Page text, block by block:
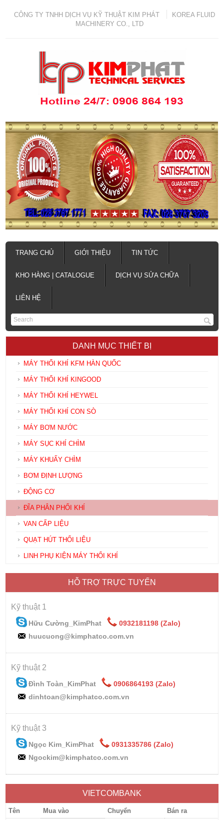
CÔNG TY TNHH DỊCH VỤ KỸ THUẬT KIM PHÁT
KOREA FLUID
MACHINERY CO., LTD
TRANG CHỦ GIỚI THIỆU TIN TỨC
KHO HÀNG | CATALOGUE DỊCH VỤ SỬA CHỮA
LIÊN HỆ
DANH MỤC THIẾT BỊ
MÁY THỔI KHÍ KFM HÀN QUỐC
MÁY THỔI KHÍ KINGOOD
MÁY THỔI KHÍ HEYWEL
MÁY THỔI KHÍ CON SÒ
MÁY BƠM NƯỚC
MÁY SỤC KHÍ CHÌM
MÁY KHUẤY CHÌM
BƠM ĐỊNH LƯỢNG
ĐỘNG CƠ
ĐĨA PHÂN PHỐI KHÍ
VAN CẤP LIỆU
QUẠT HÚT THỔI LIỆU
LINH PHỤ KIỆN MÁY THỔI KHÍ
HỖ TRỢ TRỰC TUYẾN
Kỹ thuật 1
Hữu Cường_KimPhat
0932181198 (Zalo)
huucuong@kimphatco.com.vn
Kỹ thuật 2
Đình Toàn_KimPhat
0906864193 (Zalo)
dinhtoan@kimphatco.com.vn
Kỹ thuật 3
Ngọc Kim_KimPhat
0931335786 (Zalo)
Ngockim@kimphatco.com.vn
VIETCOMBANK
Tên Mua vào Chuyển
Bán ra